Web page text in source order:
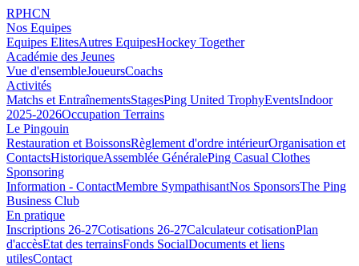
RPHCN
Nos Equipes
Equipes ElitesAutres EquipesHockey Together
Académie des Jeunes
Vue d'ensembleJoueursCoachs
Activités
Matchs et EntraînementsStagesPing United TrophyEventsIndoor
2025-2026Occupation Terrains
Le Pingouin
Restauration et BoissonsRèglement d'ordre intérieurOrganisation et
ContactsHistoriqueAssemblée GénéralePing Casual Clothes
Sponsoring
Information - ContactMembre SympathisantNos SponsorsThe Ping
Business Club
En pratique
Inscriptions 26-27Cotisations 26-27Calculateur cotisationPlan
d'accèsEtat des terrainsFonds SocialDocuments et liens
utilesContact